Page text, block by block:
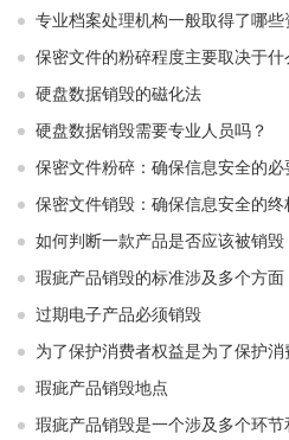
专业档案处理机构一般取得了哪些
保密文件的粉碎程度主要取决于什
硬盘数据销毁的磁化法
硬盘数据销毁需要专业人员吗？
保密文件粉碎：确保信息安全的必
保密文件销毁：确保信息安全的终
如何判断一款产品是否应该被销毁
瑕疵产品销毁的标准涉及多个方面
过期电子产品必须销毁
为了保护消费者权益是为了保护消
瑕疵产品销毁地点
瑕疵产品销毁是一个涉及多个环